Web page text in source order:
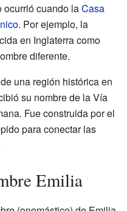
ocurrió cuando laCasa
. Por ejemplo, la
en Inglaterra como
diferente.
una región histórica en
su nombre de la Vía
Fue construida por el
para conectar las
Emilia